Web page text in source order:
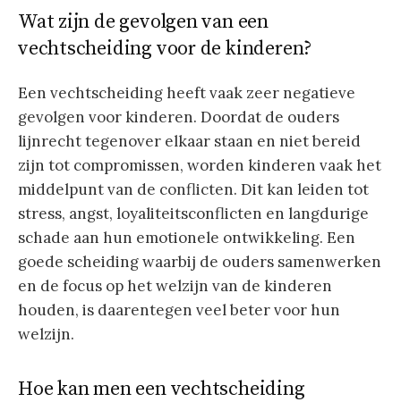
Wat zijn de gevolgen van een
vechtscheiding voor de kinderen?
Een vechtscheiding heeft vaak zeer negatieve
gevolgen voor kinderen. Doordat de ouders
lijnrecht tegenover elkaar staan en niet bereid
zijn tot compromissen, worden kinderen vaak het
middelpunt van de conflicten. Dit kan leiden tot
stress, angst, loyaliteitsconflicten en langdurige
schade aan hun emotionele ontwikkeling. Een
goede scheiding waarbij de ouders samenwerken
en de focus op het welzijn van de kinderen
houden, is daarentegen veel beter voor hun
welzijn.
Hoe kan men een vechtscheiding